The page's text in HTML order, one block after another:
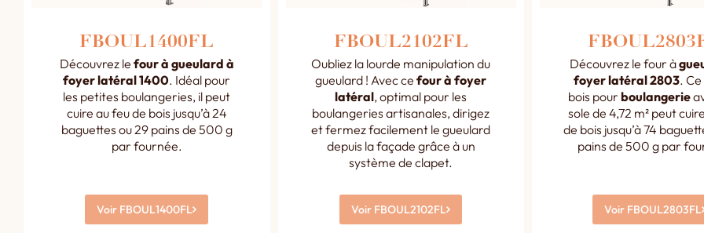
FBOUL1400FL
Découvrez le four à gueulard à
foyer latéral 1400. Idéal pour
les petites boulangeries, il peut
cuire au feu de bois jusqu’à 24
baguettes ou 29 pains de 500 g
par fournée.
Voir FBOUL1400FL
FBOUL2102FL
Oubliez la lourde manipulation du
gueulard ! Avec cefour à foyer
latéral, optimal pour les
boulangeries artisanales, dirigez
et fermez facilement le gueulard
depuis la façade grâce à un
système de clapet.
Voir FBOUL2102FL
Découvrez le four à
foyer latéral 2803.
bois pour boulangerie
sole de 4,72 m² peut
de bois jusqu’à 74
pains de 500 g par
Voir FBOUL2803FL